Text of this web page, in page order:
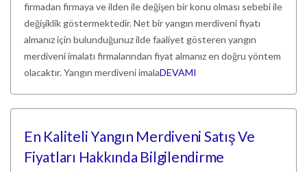
firmadan firmaya ve ilden ile değişen bir konu olması sebebi ile
değişiklik göstermektedir. Net bir yangın merdiveni fiyatı
almanız için bulunduğunuz ilde faaliyet gösteren yangın
merdiveni imalatı firmalarından fiyat almanız en doğru yöntem
olacaktır. Yangın merdiveni imalaDEVAMI
En Kaliteli Yangın Merdiveni Satış Ve
Fiyatları Hakkında Bilgilendirme